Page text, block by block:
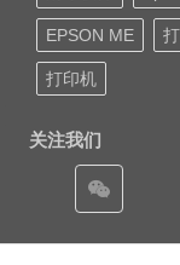
EPSON ME
打印机
关注我们